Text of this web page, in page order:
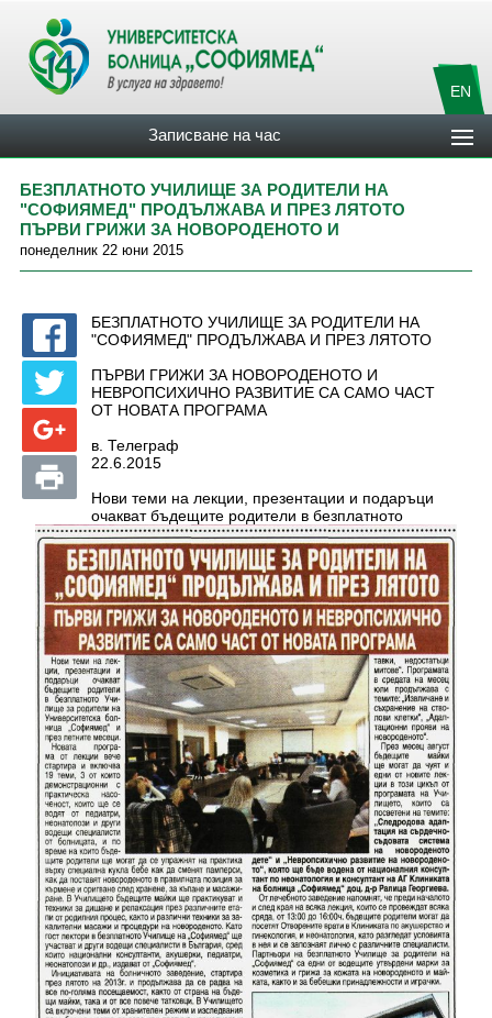
EN
Записване на час
БЕЗПЛАТНОТО УЧИЛИЩЕ ЗА РОДИТЕЛИ НА
"СОФИЯМЕД" ПРОДЪЛЖАВА И ПРЕЗ ЛЯТОТО
ПЪРВИ ГРИЖИ ЗА НОВОРОДЕНОТО И
понеделник 22 юни 2015
БЕЗПЛАТНОТО УЧИЛИЩЕ ЗА РОДИТЕЛИ НА
"СОФИЯМЕД" ПРОДЪЛЖАВА И ПРЕЗ ЛЯТОТО
ПЪРВИ ГРИЖИ ЗА НОВОРОДЕНОТО И
НЕВРОПСИХИЧНО РАЗВИТИЕ СА САМО ЧАСТ
ОТ НОВАТА ПРОГРАМА
в. Телеграф
22.6.2015
Нови теми на лекции, презентации и подаръци
очакват бъдещите родители в безплатното